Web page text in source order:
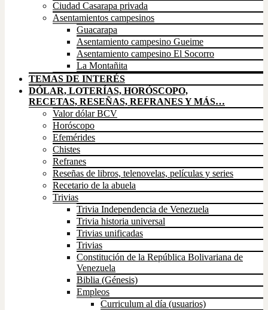
Ciudad Casarapa privada
Asentamientos campesinos
Guacarapa
Asentamiento campesino Gueime
Asentamiento campesino El Socorro
La Montañita
TEMAS DE INTERÉS
DÓLAR, LOTERÍAS, HORÓSCOPO,
RECETAS, RESEÑAS, REFRANES Y MÁS…
Valor dólar BCV
Horóscopo
Efemérides
Chistes
Refranes
Reseñas de libros, telenovelas, películas y series
Recetario de la abuela
Trivias
Trivia Independencia de Venezuela
Trivia historia universal
Trivias unificadas
Trivias
Constitución de la República Bolivariana de
Venezuela
Biblia (Génesis)
Empleos
Curriculum al día (usuarios)